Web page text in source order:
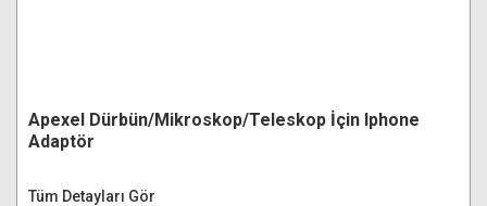
Apexel Dürbün/Mikroskop/Teleskop İçin Iphone
Adaptör
Tüm Detayları Gör